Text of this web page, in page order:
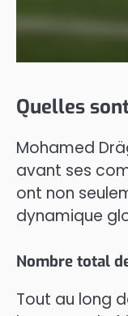
Quelles
Mohamed
avant ses
ont non
dynamique
Nombre total
Tout au long